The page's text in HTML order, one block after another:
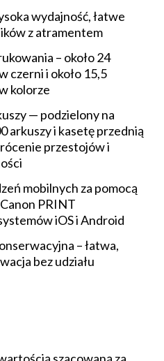
wydajność, łatwe
z atramentem
– około 24
czerni i około 15,5
kolorze
— podzielony na
arkuszy i kasetę przednią
przestojów i
mobilnych za pomocą
PRINT
iOS i Android
– łatwa,
bez udziału